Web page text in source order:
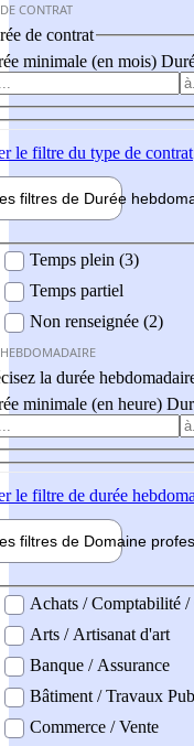
CONTRAT
de contrat
minimale (en mois)
le filtre du type de contrat
filtres de Durée hebdo
Temps plein (3)
Temps partiel
Non renseignée (2)
la durée
minimale (en heure)
le filtre de durée
filtres de Domaine pro
professionel
Achats / Comptabilité /
Arts / Artisanat d'art
Banque / Assurance
Bâtiment / Travaux
Commerce / Vente